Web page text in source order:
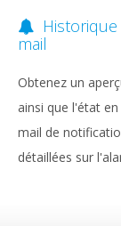
mail
Obtenez un
ainsi que l'état
mail de
détaillées sur